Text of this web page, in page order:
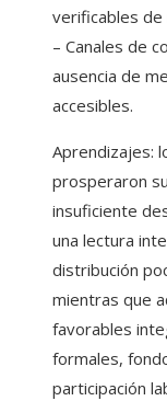
verificables de
– Canales de
ausencia de
accesibles.
Aprendizajes:
prosperaron
insuficiente
una lectura
distribución
mientras que
favorables
formales,
participación